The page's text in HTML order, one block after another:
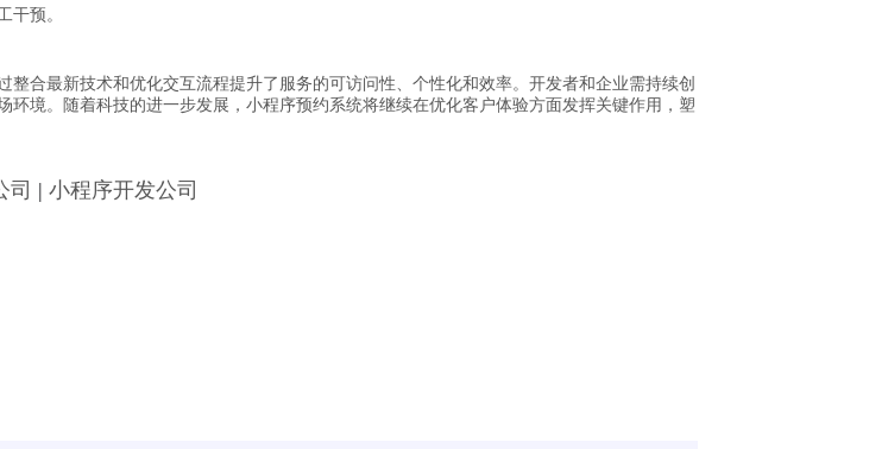
干预。
合最新技术和优化交互流程提升了服务的可访问性、个性化和效率。开发者和企业需持续创
境。随着科技的进一步发展，小程序预约系统将继续在优化客户体验方面发挥关键作用，塑
司 | 小程序开发公司